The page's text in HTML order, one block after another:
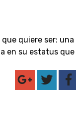
quiere ser: una
en su estatus que